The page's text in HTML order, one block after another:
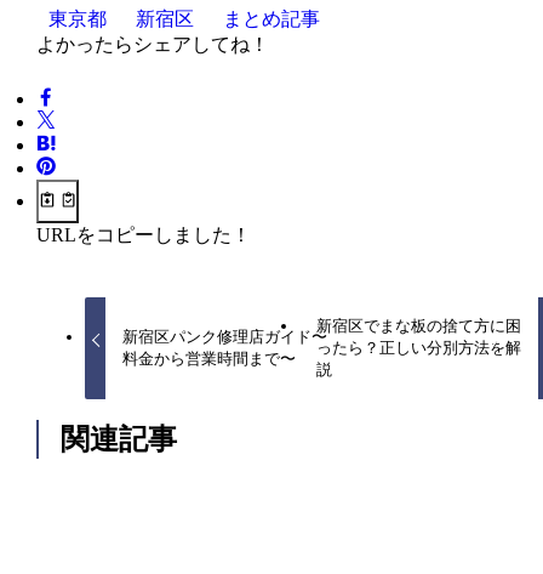
東京都 新宿区
まとめ記事
よかったらシェアしてね！
URLをコピーしました！
新宿区パンク修理店ガイド〜
料金から営業時間まで〜
新宿区でまな板の捨て方に困
ったら？正しい分別方法を解
説
関連記事